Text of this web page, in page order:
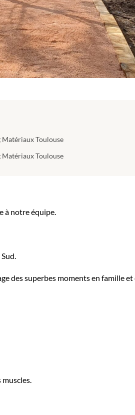
Toulouse
Toulouse
à notre équipe.
des superbes moments en famille